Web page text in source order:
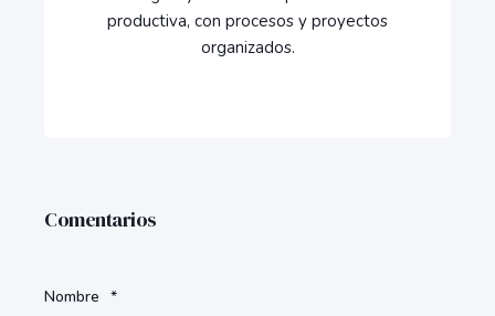
productiva, con procesos y proyectos
organizados.
Comentarios
Nombre *